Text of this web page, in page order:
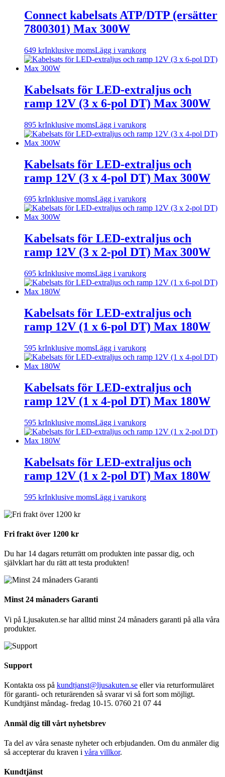
Connect kabelsats ATP/DTP (ersätter
7800301) Max 300W
649 krInklusive momsLägg i varukorg
Kabelsats för LED-extraljus och
ramp 12V (3 x 6-pol DT) Max 300W
895 krInklusive momsLägg i varukorg
Kabelsats för LED-extraljus och
ramp 12V (3 x 4-pol DT) Max 300W
695 krInklusive momsLägg i varukorg
Kabelsats för LED-extraljus och
ramp 12V (3 x 2-pol DT) Max 300W
695 krInklusive momsLägg i varukorg
Kabelsats för LED-extraljus och
ramp 12V (1 x 6-pol DT) Max 180W
595 krInklusive momsLägg i varukorg
Kabelsats för LED-extraljus och
ramp 12V (1 x 4-pol DT) Max 180W
595 krInklusive momsLägg i varukorg
Kabelsats för LED-extraljus och
ramp 12V (1 x 2-pol DT) Max 180W
595 krInklusive momsLägg i varukorg
Fri frakt över 1200 kr
Du har 14 dagars returrätt om produkten inte passar dig, och
självklart har du rätt att testa produkten!
Minst 24 månaders Garanti
Vi på Ljusakuten.se har alltid minst 24 månaders garanti på alla våra
produkter.
Support
Kontakta oss på kundtjanst@ljusakuten.se eller via returformuläret
för garanti- och returärenden så svarar vi så fort som möjligt.
Kundtjänst måndag- fredag 10-15. 0760 21 07 44
Anmäl dig till vårt nyhetsbrev
Ta del av våra senaste nyheter och erbjudanden. Om du anmäler dig
så accepterar du kraven i våra villkor.
Kundtjänst